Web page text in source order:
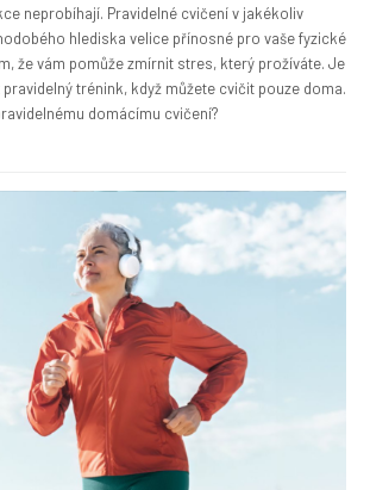
neprobíhají. Pravidelné cvičení v jakékoliv
hlediska velice přínosné pro vaše fyzické
že vám pomůže zmírnit stres, který prožíváte. Je
trénink, když můžete cvičit pouze doma.
domácímu cvičení?